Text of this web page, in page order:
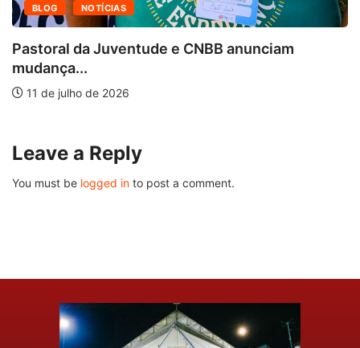
BLOG NOTÍCIAS
Pastoral da Juventude e CNBB anunciam
mudança...
11 de julho de 2026
Leave a Reply
You must be logged in to post a comment.